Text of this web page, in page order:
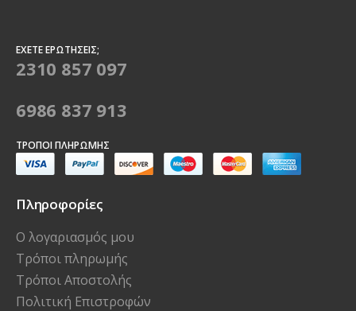
ΈΧΕΤΕ ΕΡΩΤΉΣΕΙΣ;
2310 857 097
6986 837 913
ΤΡΌΠΟΙ ΠΛΗΡΩΜΉΣ
Πληροφορίες
Ο λογαριασμός μου
Τρόποι πληρωμής
Τρόποι Αποστολής
Πολιτική Επιστροφών